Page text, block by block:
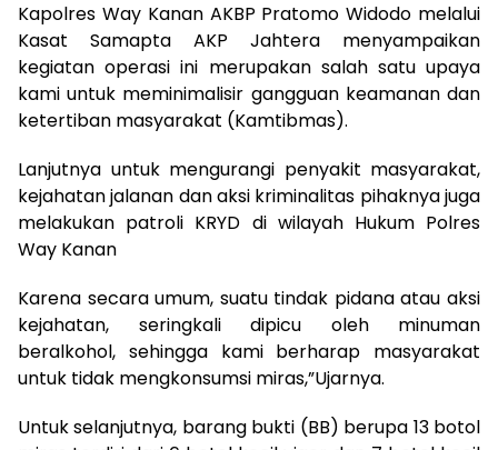
Kapolres Way Kanan AKBP Pratomo Widodo melalui
Kasat Samapta AKP Jahtera menyampaikan
kegiatan operasi ini merupakan salah satu upaya
kami untuk meminimalisir gangguan keamanan dan
ketertiban masyarakat (Kamtibmas).
Lanjutnya untuk mengurangi penyakit masyarakat,
kejahatan jalanan dan aksi kriminalitas pihaknya juga
melakukan patroli KRYD di wilayah Hukum Polres
Way Kanan
Karena secara umum, suatu tindak pidana atau aksi
kejahatan, seringkali dipicu oleh minuman
beralkohol, sehingga kami berharap masyarakat
untuk tidak mengkonsumsi miras,”Ujarnya.
Untuk selanjutnya, barang bukti (BB) berupa 13 botol